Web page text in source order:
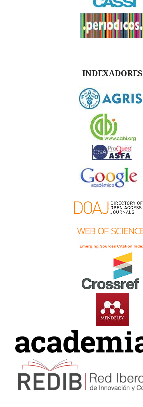
INDEXADORES